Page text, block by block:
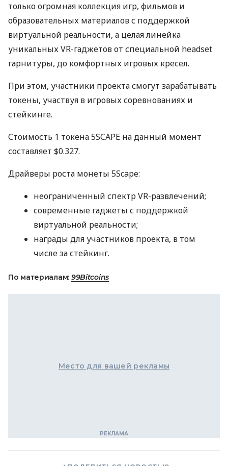
только огромная коллекция игр, фильмов и
образовательных материалов с поддержкой
виртуальной реальности, а целая линейка
уникальных VR-гаджетов от специальной headset
гарнитуры, до комфортных игровых кресел.
При этом, участники проекта смогут зарабатывать
токены, участвуя в игровых соревнованиях и
стейкинге.
Стоимость 1 токена 5SCAPE на данный момент
составляет $0.327.
Драйверы роста монеты 5Scape:
неограниченный спектр VR-развлечений;
современные гаджеты с поддержкой
виртуальной реальности;
награды для участников проекта, в том
числе за стейкинг.
По материалам: 99Bitcoins
Место для вашей рекламы